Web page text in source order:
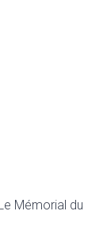
Mémorial du